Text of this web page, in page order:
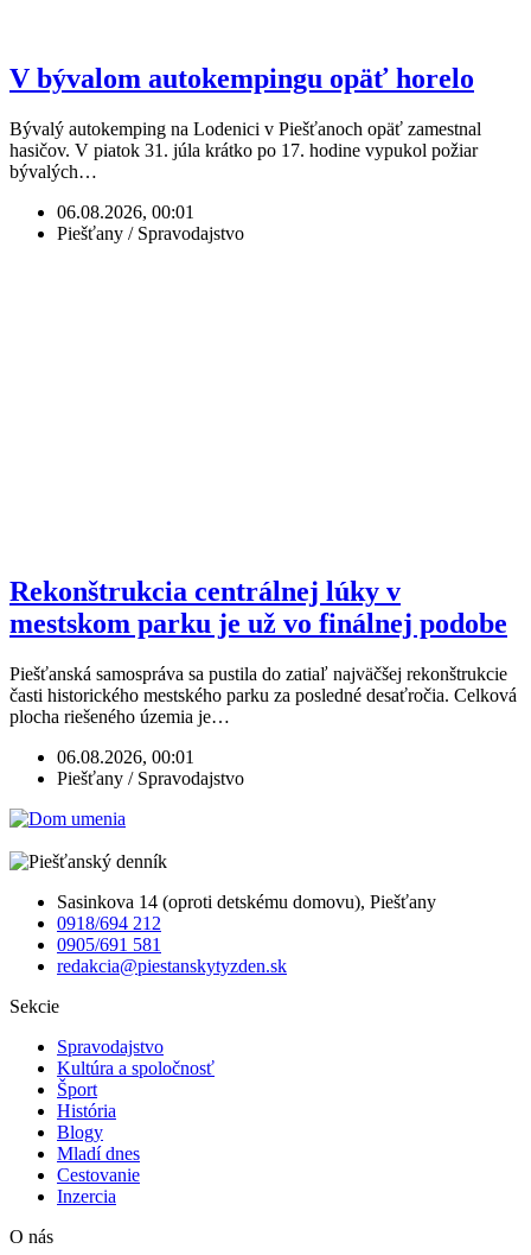
V bývalom autokempingu opäť horelo
Bývalý autokemping na Lodenici v Piešťanoch opäť zamestnal
hasičov. V piatok 31. júla krátko po 17. hodine vypukol požiar
bývalých…
06.08.2026, 00:01
Piešťany / Spravodajstvo
Rekonštrukcia centrálnej lúky v
mestskom parku je už vo finálnej podobe
Piešťanská samospráva sa pustila do zatiaľ najväčšej rekonštrukcie
časti historického mestského parku za posledné desaťročia. Celková
plocha riešeného územia je…
06.08.2026, 00:01
Piešťany / Spravodajstvo
Sasinkova 14 (oproti detskému domovu), Piešťany
0918/694 212
0905/691 581
redakcia@piestanskytyzden.sk
Sekcie
Spravodajstvo
Kultúra a spoločnosť
Šport
História
Blogy
Mladí dnes
Cestovanie
Inzercia
O nás